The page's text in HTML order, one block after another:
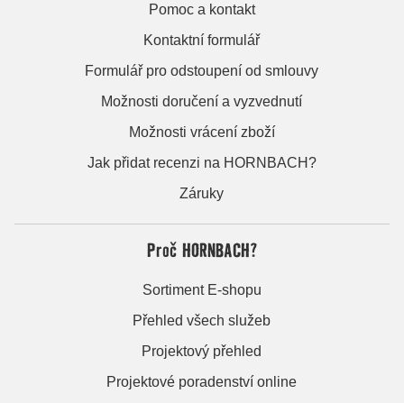
Pomoc a kontakt
Kontaktní formulář
Formulář pro odstoupení od smlouvy
Možnosti doručení a vyzvednutí
Možnosti vrácení zboží
Jak přidat recenzi na HORNBACH?
Záruky
Proč HORNBACH?
Sortiment E-shopu
Přehled všech služeb
Projektový přehled
Projektové poradenství online